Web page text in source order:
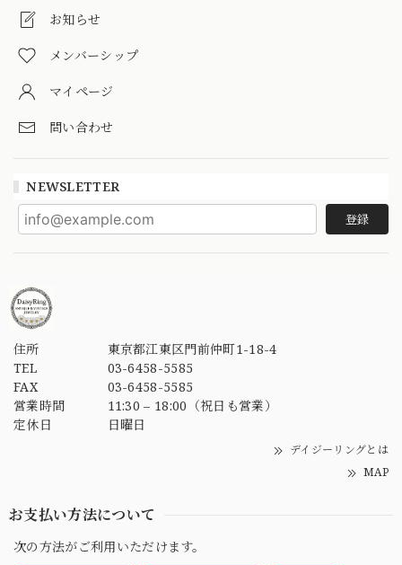
お知らせ
メンバーシップ
マイページ
問い合わせ
NEWSLETTER
登録
住所
東京都江東区門前仲町1-18-4
TEL
03-6458-5585
FAX
03-6458-5585
営業時間
11:30 – 18:00（祝日も営業）
定休日
日曜日
デイジーリングとは
MAP
お支払い方法について
次の方法がご利用いただけます。